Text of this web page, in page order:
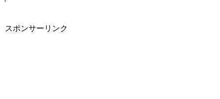
スポンサーリンク